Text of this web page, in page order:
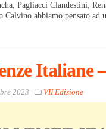
Pagliacci Clandestini,
Calvino abbiamo pensato
Italiane
2023 VII Edizione